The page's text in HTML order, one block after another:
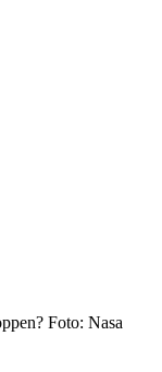
Foto: Nasa